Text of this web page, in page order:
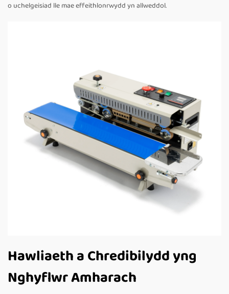
o uchelgeisiad lle mae effeithlonrwydd yn allweddol.
Hawliaeth a Chredibilydd yng
Nghyflwr Amharach